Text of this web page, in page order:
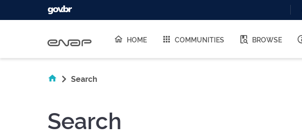
HOME COMMUNITIES BROWSE
Search
Search